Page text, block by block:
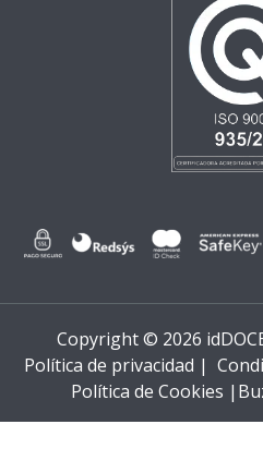
Copyright © 2026
Política de privacidad |
Política de Cookies |